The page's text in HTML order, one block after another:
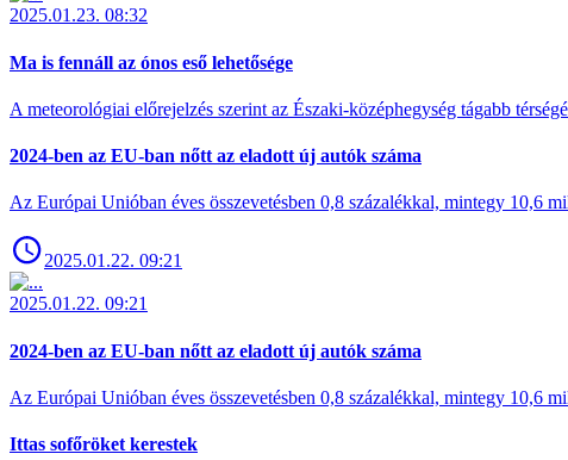
2025.01.23. 08:32
Ma is fennáll az ónos eső lehetősége
A meteorológiai előrejelzés szerint az Északi-középhegység tágabb
2024-ben az EU-ban nőtt az eladott új autók száma
Az Európai Unióban éves összevetésben 0,8 százalékkal, mintegy 10,6
2025.01.22. 09:21
2025.01.22. 09:21
2024-ben az EU-ban nőtt az eladott új autók száma
Az Európai Unióban éves összevetésben 0,8 százalékkal, mintegy 10,6
Ittas sofőröket kerestek